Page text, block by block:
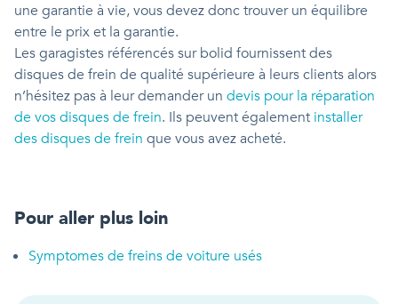
une garantie à vie, vous devez donc trouver un équilibre
entre le prix et la garantie.
Les garagistes référencés sur bolid fournissent des
disques de frein de qualité supérieure à leurs clients alors
n’hésitez pas à leur demander un devis pour la réparation
de vos disques de frein. Ils peuvent également installer
des disques de frein que vous avez acheté.
Pour aller plus loin
Symptomes de freins de voiture usés